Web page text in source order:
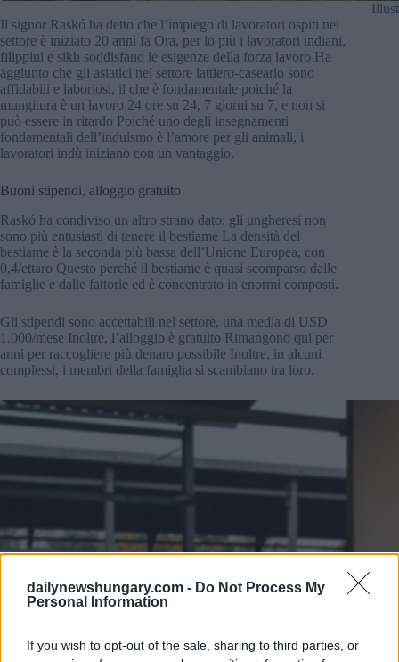
dailynewshungary.com - Do Not Process My
Personal Information
If you wish to opt-out of the sale, sharing to third parties, or
Il signor Raskó ha detto che l’impiego di lavoratori ospiti nel
settore è iniziato 20 anni fa Ora, per lo più i lavoratori indiani,
filippini e sikh soddisfano le esigenze della forza lavoro Ha
aggiunto che gli asiatici nel settore lattiero-caseario sono
affidabili e laboriosi, il che è fondamentale poiché la
mungitura è un lavoro 24 ore su 24, 7 giorni su 7, e non si
può essere in ritardo Poiché uno degli insegnamenti
fondamentali dell’induismo è l’amore per gli animali, i
lavoratori indù iniziano con un vantaggio.
Buoni stipendi, alloggio gratuito
Raskó ha condiviso un altro strano dato: gli ungheresi non
sono più entusiasti di tenere il bestiame La densità del
bestiame è la seconda più bassa dell’Unione Europea, con
0,4/ettaro Questo perché il bestiame è quasi scomparso dalle
famiglie e dalle fattorie ed è concentrato in enormi composti.
Gli stipendi sono accettabili nel settore, una media di USD
1.000/mese Inoltre, l’alloggio è gratuito Rimangono qui per
anni per raccogliere più denaro possibile Inoltre, in alcuni
complessi, i membri della famiglia si scambiano tra loro.